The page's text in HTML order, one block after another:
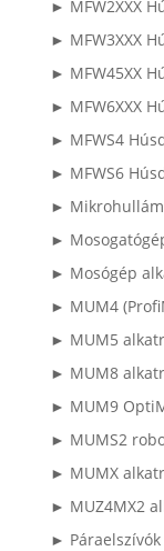
► MFW2XXX
► MFW3XXX
► MFW45XX
► MFW6XXX
► MFWS4
► MFWS6
►
►
► Mosógép
► MUM4
► MUM5
► MUM8
► MUM9
► MUMS2
► MUMX
► MUZ4MX2
► Páraelszívók